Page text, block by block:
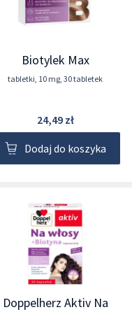
Biotylek Max
tabletki, 10 mg, 30 tabletek
24,49 zł
Dodaj do koszyka
Doppelherz Aktiv Na